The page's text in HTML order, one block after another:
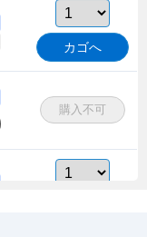
カゴへ
購入不可